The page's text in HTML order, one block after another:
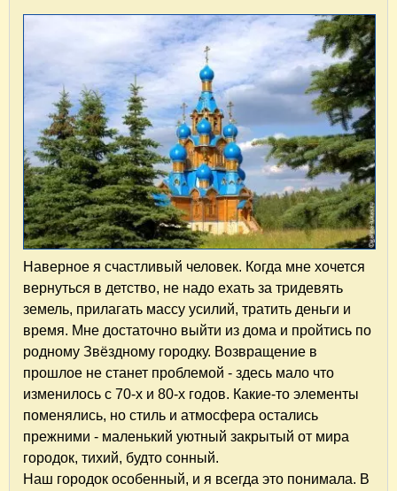
Наверное я счастливый человек. Когда мне хочется
вернуться в детство, не надо ехать за тридевять
земель, прилагать массу усилий, тратить деньги и
время. Мне достаточно выйти из дома и пройтись по
родному Звёздному городку. Возвращение в
прошлое не станет проблемой - здесь мало что
изменилось с 70-х и 80-х годов. Какие-то элементы
поменялись, но стиль и атмосфера остались
прежними - маленький уютный закрытый от мира
городок, тихий, будто сонный.
Наш городок особенный, и я всегда это понимала. В